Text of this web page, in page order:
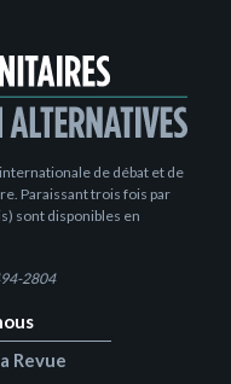
de débat et de
Paraissant trois fois par
sont disponibles en
2804
Revue